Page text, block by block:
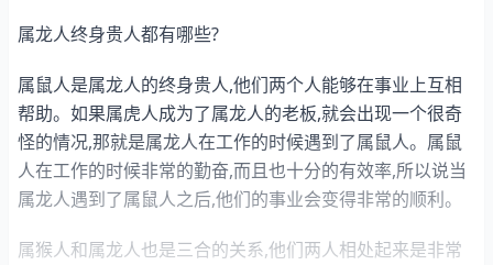
属龙人终身贵人都有哪些?
属鼠人是属龙人的终身贵人,他们两个人能够在事业上互相
帮助。如果属虎人成为了属龙人的老板,就会出现一个很奇
怪的情况,那就是属龙人在工作的时候遇到了属鼠人。属鼠
人在工作的时候非常的勤奋,而且也十分的有效率,所以说当
属龙人遇到了属鼠人之后,他们的事业会变得非常的顺利。
属猴人和属龙人也是三合的关系,他们两人相处起来是非常